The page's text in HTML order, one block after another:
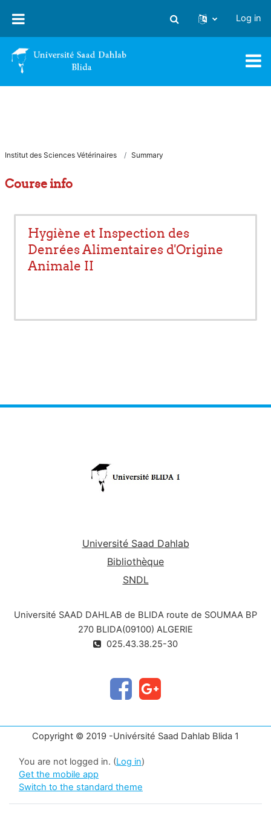
Toggle search input
Log in
Institut des Sciences Vétérinaires Summary
Course info
Hygiène et Inspection des
Denrées Alimentaires d'Origine
Animale II
Université Saad Dahlab
Bibliothèque
SNDL
Université SAAD DAHLAB de BLIDA route de SOUMAA BP
270 BLIDA(09100) ALGERIE
025.43.38.25-30
Copyright © 2019 -Univérsité Saad Dahlab Blida 1
You are not logged in. (Log in)
Get the mobile app
Switch to the standard theme